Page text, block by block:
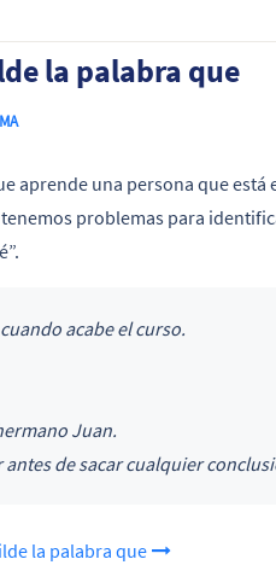
la palabra que
aprende una persona que
problemas para
acabe el curso.
Juan.
de sacar cualquier
la palabra que